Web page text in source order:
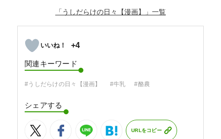
「うしだらけの日々【漫画】」
+4
関連キーワード
#うしだらけの日々【漫画】 #牛乳 #酪農
シェアする
URLをコピー